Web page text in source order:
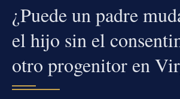
¿Puede un padre
el hijo sin el
otro progenitor en